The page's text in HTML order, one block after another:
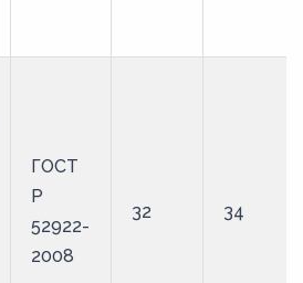
ГОСТ
Р
52922-
2008
32 34